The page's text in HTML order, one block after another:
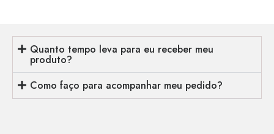
Quanto tempo leva para eu receber meu
produto?
Como faço para acompanhar meu pedido?